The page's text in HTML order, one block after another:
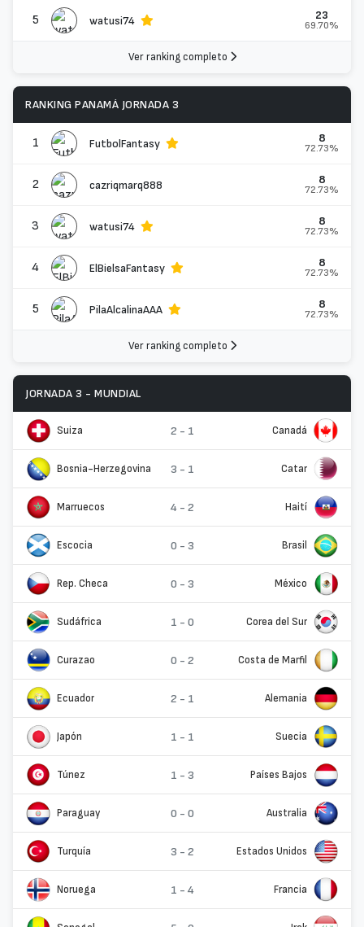
5 watusi74 23
69.70%
Ver ranking completo
RANKING PANAMÁ JORNADA 3
1 FutbolFantasy 8
72.73%
2 cazriqmarq888 8
72.73%
3 watusi74 8
72.73%
4 ElBielsaFantasy 8
72.73%
5 PilaAlcalinaAAA 8
72.73%
Ver ranking completo
JORNADA 3 - MUNDIAL
Suiza 2 - 1 Canadá
Bosnia-Herzegovina 3 - 1 Catar
Marruecos 4 - 2 Haití
Escocia 0 - 3 Brasil
Rep. Checa 0 - 3 México
Sudáfrica 1 - 0 Corea del Sur
Curazao 0 - 2 Costa de Marfil
Ecuador 2 - 1 Alemania
Japón 1 - 1 Suecia
Túnez 1 - 3 Países Bajos
Paraguay 0 - 0 Australia
Turquía 3 - 2 Estados Unidos
Noruega 1 - 4 Francia